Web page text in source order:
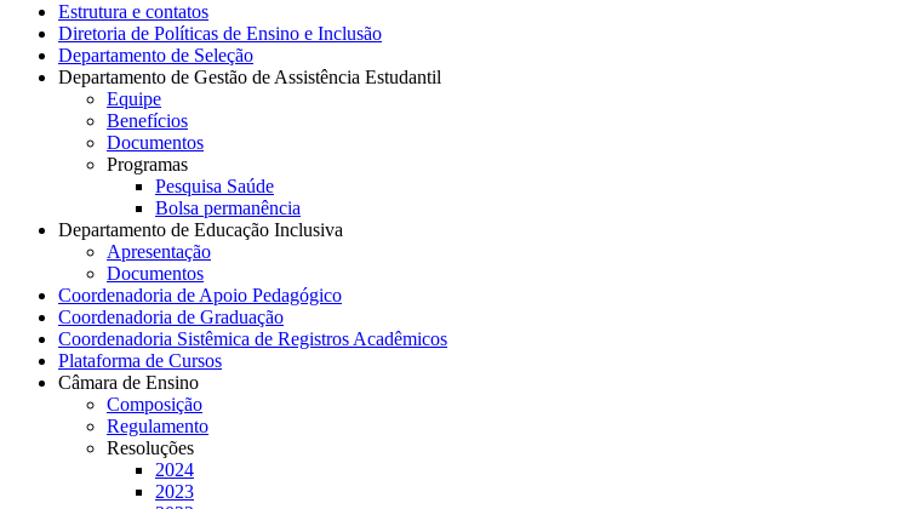
Estrutura e contatos
Diretoria de Políticas de Ensino e Inclusão
Departamento de Seleção
Departamento de Gestão de Assistência Estudantil
Equipe
Benefícios
Documentos
Programas
Pesquisa Saúde
Bolsa permanência
Departamento de Educação Inclusiva
Apresentação
Documentos
Coordenadoria de Apoio Pedagógico
Coordenadoria de Graduação
Coordenadoria Sistêmica de Registros Acadêmicos
Plataforma de Cursos
Câmara de Ensino
Composição
Regulamento
Resoluções
2024
2023